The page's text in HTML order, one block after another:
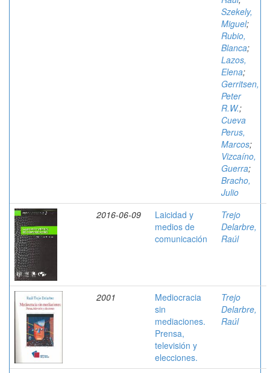
Szekely,
Miguel;
Rubio,
Blanca;
Lazos,
Elena;
Gerritsen,
Peter
R.W.;
Cueva
Perus,
Marcos;
Vizcaíno,
Guerra;
Bracho,
Julio
2016-06-09
Laicidad y
medios de
comunicación
Trejo
Delarbre,
Raúl
2001
Mediocracia
sin
mediaciones.
Prensa,
televisión y
elecciones.
Trejo
Delarbre,
Raúl